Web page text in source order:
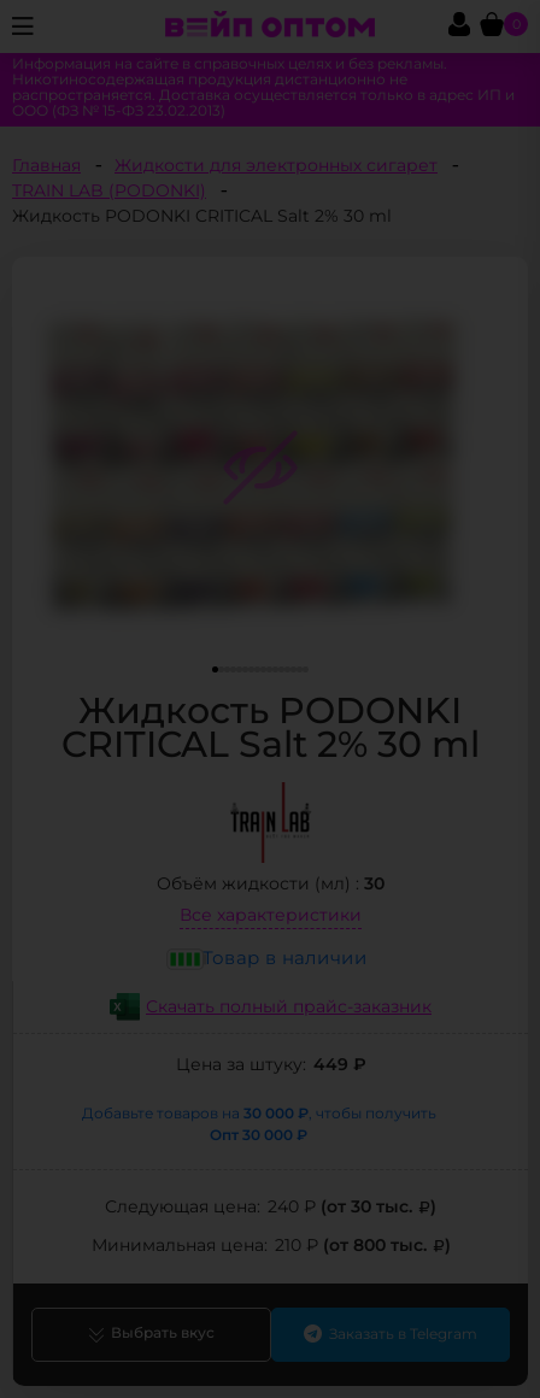
0
Информация на сайте в справочных целях и без рекламы.
Никотиносодержащая продукция дистанционно не
распространяется. Доставка осуществляется только в адрес ИП и
ООО (ФЗ № 15-ФЗ 23.02.2013)
Главная
Жидкости для электронных сигарет
TRAIN LAB (PODONKI)
Жидкость PODONKI CRITICAL Salt 2% 30 ml
Жидкость PODONKI
CRITICAL Salt 2% 30 ml
Объём жидкости (мл) : 30
Все характеристики
Товар в наличии
Скачать полный прайс-заказник
Цена за штуку: 449 ₽
Добавьте товаров на 30 000 ₽, чтобы получить
Опт30 000 ₽
Следующая цена: 240 ₽ (от 30 тыс. )
Минимальная цена: 210 ₽ (от 800 тыс. )
Выбрать вкус Заказать в Telegram